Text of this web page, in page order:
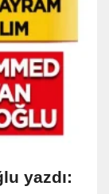
yazdı: